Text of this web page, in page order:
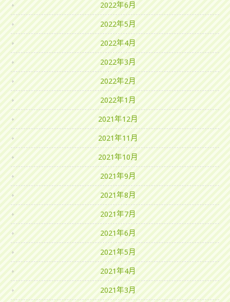
2022年6月
2022年5月
2022年4月
2022年3月
2022年2月
2022年1月
2021年12月
2021年11月
2021年10月
2021年9月
2021年8月
2021年7月
2021年6月
2021年5月
2021年4月
2021年3月